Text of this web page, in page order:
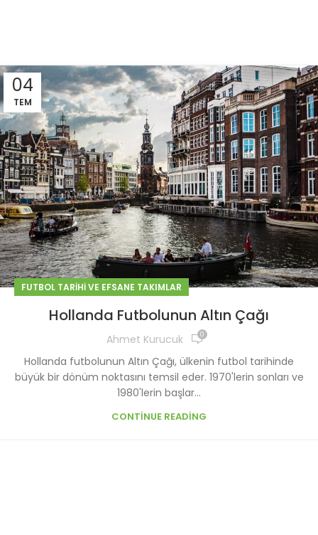
04
TEM
FUTBOL TARIHI VE EFSANE TAKIMLAR
Hollanda Futbolunun Altın Çağı
Ahmet Kurucuk 0
Hollanda futbolunun Altın Çağı, ülkenin futbol tarihinde
büyük bir dönüm noktasını temsil eder. 1970'lerin sonları ve
1980'lerin başlar...
CONTINUE READING